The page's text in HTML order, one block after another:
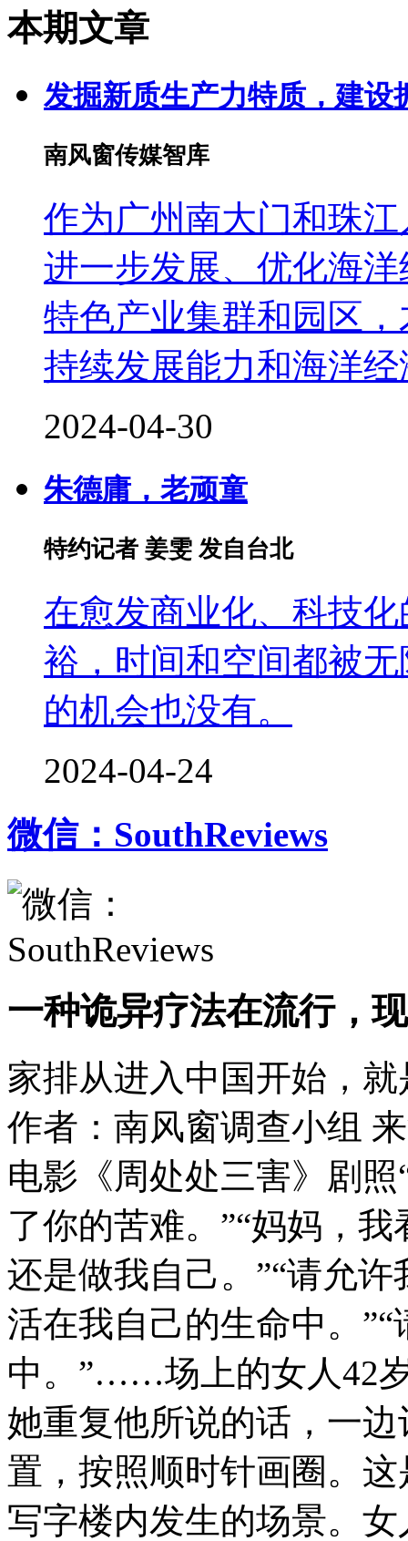
本期文章
发掘新质生产力特质，建设
南风窗传媒智库
作为广州南大门和珠
进一步发展、优化海
特色产业集群和园区
持续发展能力和海洋
2024-04-30
朱德庸，老顽童
特约记者 姜雯 发自台北
在愈发商业化、科技
裕，时间和空间都被
的机会也没有。
2024-04-24
微信：SouthReviews
一种诡异疗法在流行，
家排从进入中国开始，
作者：南风窗调查小组
电影《周处处三害》剧
了你的苦难。”“妈妈，
还是做我自己。”“请允
活在我自己的生命中。
中。”……场上的女人42
她重复他所说的话，一
置，按照顺时针画圈。
写字楼内发生的场景。